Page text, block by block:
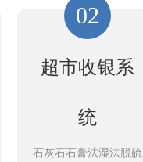
02
超市收银系
统
石灰石石膏法湿法脱硫